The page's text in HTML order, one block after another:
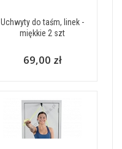
Uchwyty do taśm, linek -
miękkie 2 szt
69,00 zł